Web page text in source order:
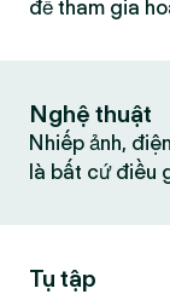
để tham gia
Nghệ thuật
Nhiếp ảnh,
là bất cứ điều
Tụ tập